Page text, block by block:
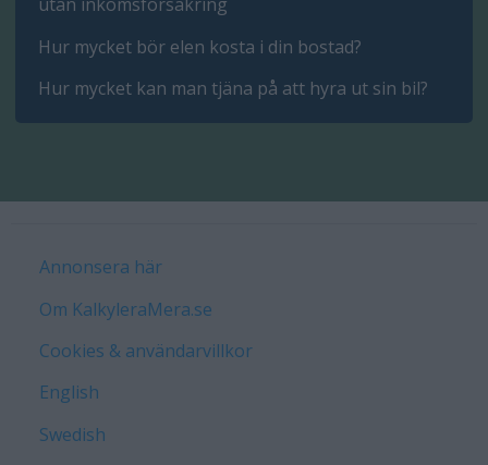
Hur mycket bör elen kosta i din bostad?
Hur mycket kan man tjäna på att hyra ut sin bil?
Annonsera här
Om KalkyleraMera.se
Cookies & användarvillkor
English
Swedish